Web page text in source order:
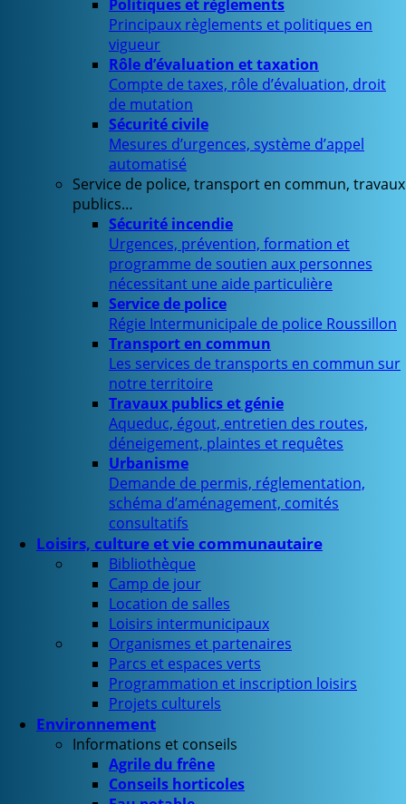
Politiques et règlements
Principaux règlements et politiques en
vigueur
Rôle d’évaluation et taxation
Compte de taxes, rôle d’évaluation, droit
de mutation
Sécurité civile
Mesures d’urgences, système d’appel
automatisé
Service de police, transport en commun, travaux
publics…
Sécurité incendie
Urgences, prévention, formation et
programme de soutien aux personnes
nécessitant une aide particulière
Service de police
Régie Intermunicipale de police Roussillon
Transport en commun
Les services de transports en commun sur
notre territoire
Travaux publics et génie
Aqueduc, égout, entretien des routes,
déneigement, plaintes et requêtes
Urbanisme
Demande de permis, réglementation,
schéma d’aménagement, comités
consultatifs
Loisirs, culture et vie communautaire
Bibliothèque
Camp de jour
Location de salles
Loisirs intermunicipaux
Organismes et partenaires
Parcs et espaces verts
Programmation et inscription loisirs
Projets culturels
Environnement
Informations et conseils
Agrile du frêne
Conseils horticoles